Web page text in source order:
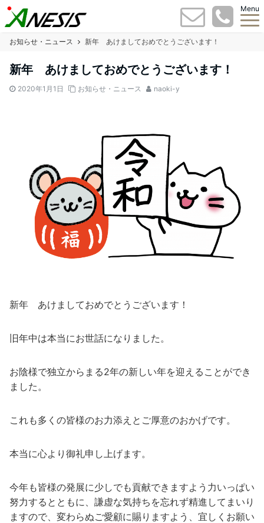
Menu
お知らせ・ニュース 新年 あけましておめでとうございます！
新年 あけましておめでとうございます！
2020年1月1日 お知らせ・ニュース naoki-y
新年 あけましておめでとうございます！
旧年中は本当にお世話になりました。
お陰様で独立からまる2年の新しい年を迎えることができ
ました。
これも多くの皆様のお力添えとご厚意のおかげです。
本当に心より御礼申し上げます。
今年も皆様の発展に少しでも貢献できますよう力いっぱい
努力するとともに、謙虚な気持ちを忘れず精進してまいり
ますので、変わらぬご愛顧に賜りますよう、宜しくお願い